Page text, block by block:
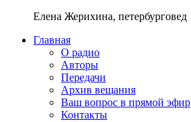
Елена Жерихина, петербурговед
Главная
О радио
Авторы
Передачи
Архив вещания
Ваш вопрос в прямой эфир
Контакты